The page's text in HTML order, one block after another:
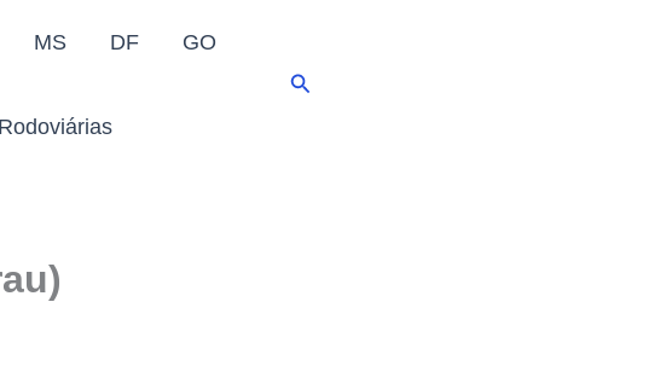
MS DF GO
Rodoviárias
Pesquisar